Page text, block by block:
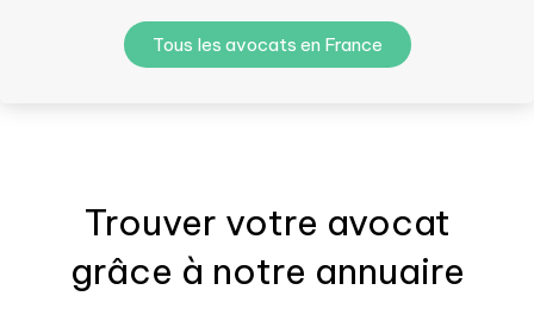
Tous les avocats en France
Trouver votre avocat
grâce à notre annuaire